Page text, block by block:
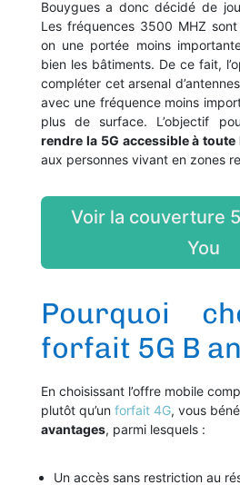
Bouygues a donc décidé de
Les fréquences 3500 MHZ
on une portée moins
bien les bâtiments. De ce fait,
compléter cet arsenal
avec une fréquence moins
plus de surface. L’objectif
rendre la 5G accessible à
aux personnes vivant en zones
Voir la couverture
You
Pourquoi
forfait 5G B
En choisissant l’offre mobile
plutôt qu’un forfait 4G, vous
avantages, parmi lesquels :
Un accès sans restriction au